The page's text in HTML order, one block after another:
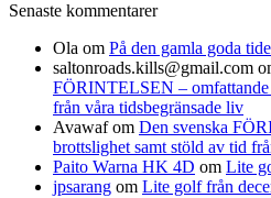
Senaste kommentarer
Ola om På den gamla goda
saltonroads.kills@gmail.com
FÖRINTELSEN – omfattande
från våra tidsbegränsade liv
Avawafom Den svenska
brottslighet samt stöld av tid
Paito Warna HK 4D om Lite
jpsarang om Lite golf från